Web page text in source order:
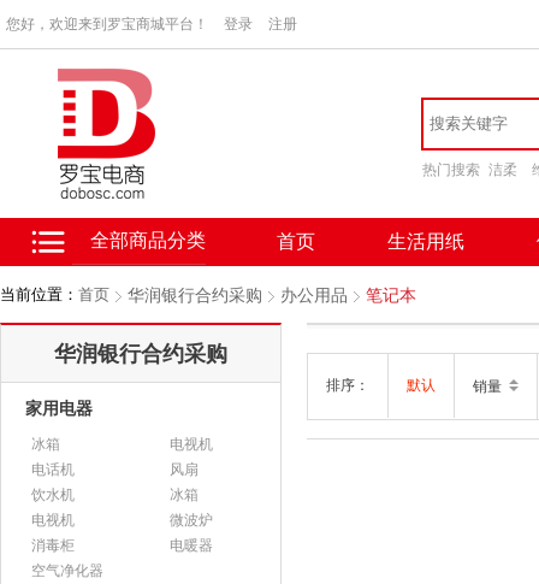
您好，欢迎来到罗宝商城平台！ 登录 注册
热门搜索 洁柔
全部商品分类 首页 生活用纸
当前位置： 首页 华润银行合约采购 办公用品 笔记本
华润银行合约采购
家用电器
冰箱
电视机
电话机
风扇
饮水机
冰箱
电视机
微波炉
消毒柜
电暖器
空气净化器
排序： 默认 销量